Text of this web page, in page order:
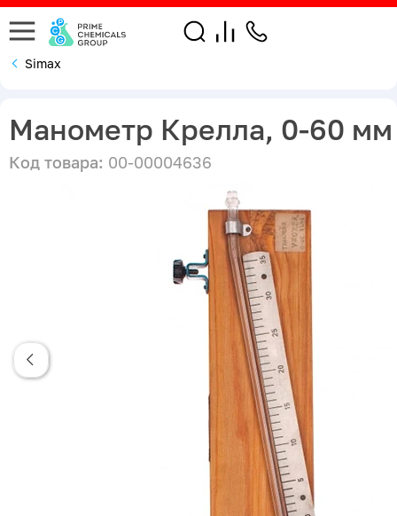
Simax
Манометр Крелла, 0-60 мм
Код товара: 00-00004636